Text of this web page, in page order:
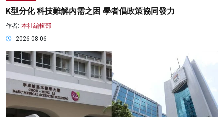
K型分化 科技難解內需之困 學者倡政策協同發力
作者: 本社編輯部
2026-08-06